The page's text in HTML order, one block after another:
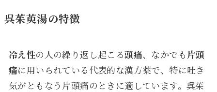
呉茱萸湯の特徴
冷え性の人の繰り返し起こる頭痛、なかでも 片頭
痛に用いられている代表的な漢方薬で、特に吐き
気がともなう片頭痛のときに適しています。呉茱